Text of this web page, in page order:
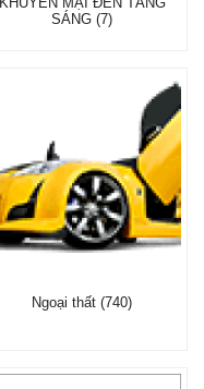
SÁNG (7)
Ngoại thất (740)